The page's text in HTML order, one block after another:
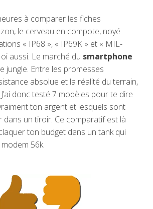
à comparer les fiches
le cerveau en compote, noyé
« IP68 », « IP69K » et « MIL-
aussi. Le marché du smartphone
jungle. Entre les promesses
absolue et la réalité du terrain,
donc testé 7 modèles pour te dire
ton argent et lesquels sont
dans un tiroir. Ce comparatif est là
ton budget dans un tank qui
56k.